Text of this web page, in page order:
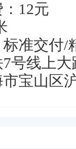
12元
准交付/
号线上大
宝山区